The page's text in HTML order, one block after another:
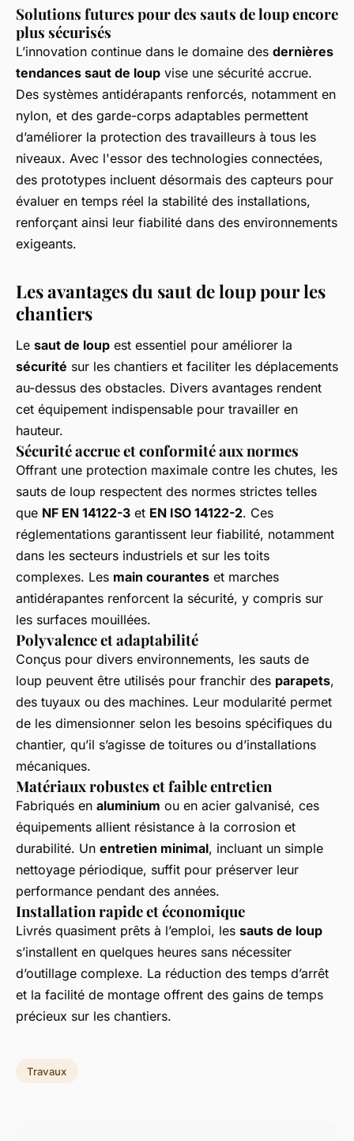
Solutions futures pour des sauts de loup encore
plus sécurisés
L’innovation continue dans le domaine des dernières
tendances saut de loup vise une sécurité accrue.
Des systèmes antidérapants renforcés, notamment en
nylon, et des garde-corps adaptables permettent
d’améliorer la protection des travailleurs à tous les
niveaux. Avec l'essor des technologies connectées,
des prototypes incluent désormais des capteurs pour
évaluer en temps réel la stabilité des installations,
renforçant ainsi leur fiabilité dans des environnements
exigeants.
Les avantages du saut de loup pour les
chantiers
Le saut de loup est essentiel pour améliorer la
sécurité sur les chantiers et faciliter les déplacements
au-dessus des obstacles. Divers avantages rendent
cet équipement indispensable pour travailler en
hauteur.
Sécurité accrue et conformité aux normes
Offrant une protection maximale contre les chutes, les
sauts de loup respectent des normes strictes telles
que NF EN 14122-3 et EN ISO 14122-2. Ces
réglementations garantissent leur fiabilité, notamment
dans les secteurs industriels et sur les toits
complexes. Les main courantes et marches
antidérapantes renforcent la sécurité, y compris sur
les surfaces mouillées.
Polyvalence et adaptabilité
Conçus pour divers environnements, les sauts de
loup peuvent être utilisés pour franchir des parapets,
des tuyaux ou des machines. Leur modularité permet
de les dimensionner selon les besoins spécifiques du
chantier, qu’il s’agisse de toitures ou d’installations
mécaniques.
Matériaux robustes et faible entretien
Fabriqués en aluminium ou en acier galvanisé, ces
équipements allient résistance à la corrosion et
durabilité. Un entretien minimal, incluant un simple
nettoyage périodique, suffit pour préserver leur
performance pendant des années.
Installation rapide et économique
Livrés quasiment prêts à l’emploi, les sauts de loup
s’installent en quelques heures sans nécessiter
d’outillage complexe. La réduction des temps d’arrêt
et la facilité de montage offrent des gains de temps
précieux sur les chantiers.
Travaux